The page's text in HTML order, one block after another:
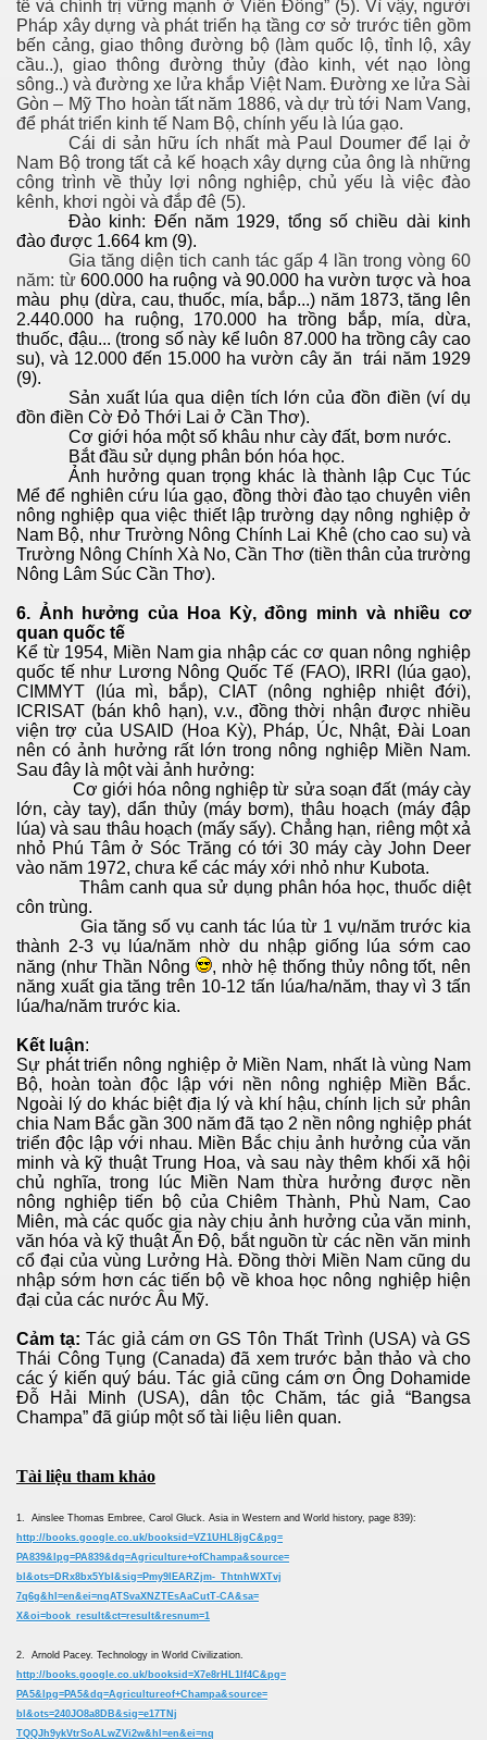
tế và chính trị vững mạnh ở Viễn Đông” (5). Vì vậy, người
Pháp xây dựng và phát triển hạ tầng cơ sở trước tiên gồm
bến cảng, giao thông đường bộ (làm quốc lộ, tỉnh lộ, xây
cầu..), giao thông đường thủy (đào kinh, vét nạo lòng
sông..) và đường xe lửa khắp Việt Nam. Đường xe lửa Sài
Gòn – Mỹ Tho hoàn tất năm 1886, và dự trù tới Nam Vang,
để phát triển kinh tế Nam Bộ, chính yếu là lúa gạo.
Cái di sản hữu ích nhất mà Paul Doumer để lại ở
Nam Bộ trong tất cả kế hoạch xây dựng của ông là những
công trình về thủy lợi nông nghiệp, chủ yếu là việc đào
kênh, khơi ngòi và đắp đê (5).
Đào kinh: Đến năm 1929, tổng số chiều dài kinh
đào được 1.664 km (9).
Gia tăng diện tich canh tác gấp 4 lần trong vòng 60
năm: từ600.000 ha ruộng và 90.000 ha vườn tược và hoa
màu phụ (dừa, cau, thuốc, mía, bắp...) năm 1873, tăng lên
2.440.000 ha ruộng, 170.000 ha trồng bắp, mía, dừa,
thuốc, đậu... (trong số này kể luôn 87.000 ha trồng cây cao
su), và 12.000 đến 15.000 ha vườn cây ăn trái năm 1929
(9).
Sản xuất lúa qua diện tích lớn của đồn điền (ví dụ
đồn điền Cờ Đỏ Thới Lai ở Cần Thơ).
Cơ giới hóa một số khâu như cày đất, bơm nước.
Bắt đầu sử dụng phân bón hóa học.
Ảnh hưởng quan trọng khác là thành lập Cục Túc
Mể để nghiên cứu lúa gạo, đồng thời đào tạo chuyên viên
nông nghiệp qua việc thiết lập trường dạy nông nghiệp ở
Nam Bộ, như Trường Nông Chính Lai Khê (cho cao su) và
Trường Nông Chính Xà No, Cần Thơ (tiền thân của trường
Nông Lâm Súc Cần Thơ).
6. Ảnh hưởng của Hoa Kỳ, đồng minh và nhiều cơ
quan quốc tế
Kể từ 1954, Miền Nam gia nhập các cơ quan nông nghiệp
quốc tế như Lương Nông Quốc Tế (FAO), IRRI (lúa gạo),
CIMMYT (lúa mì, bắp), CIAT (nông nghiệp nhiệt đới),
ICRISAT (bán khô hạn), v.v., đồng thời nhận được nhiều
viện trợ của USAID (Hoa Kỳ), Pháp, Úc, Nhật, Đài Loan
nên có ảnh hưởng rất lớn trong nông nghiệp Miền Nam.
Sau đây là một vài ảnh hưởng:
Cơ giới hóa nông nghiệp từ sửa soạn đất (máy cày
lớn, cày tay), dẩn thủy (máy bơm), thâu hoạch (máy đập
lúa) và sau thâu hoạch (mấy sấy). Chẳng hạn, riêng một xả
nhỏ Phú Tâm ở Sóc Trăng có tới 30 máy cày John Deer
vào năm 1972, chưa kể các máy xới nhỏ như Kubota.
Thâm canh qua sử dụng phân hóa học, thuốc diệt
côn trùng.
Gia tăng số vụ canh tác lúa từ 1 vụ/năm trước kia
thành 2-3 vụ lúa/năm nhờ du nhập giống lúa sớm cao
năng (như Thần Nông
, nhờ hệ thống thủy nông tốt, nên
năng xuất gia tăng trên 10-12 tấn lúa/ha/năm, thay vì 3 tấn
lúa/ha/năm trước kia.
Kết luận:
Sự phát triển nông nghiệp ở Miền Nam, nhất là vùng Nam
Bộ, hoàn toàn độc lập với nền nông nghiệp Miền Bắc.
Ngoài lý do khác biệt địa lý và khí hậu, chính lịch sử phân
chia Nam Bắc gần 300 năm đã tạo 2 nền nông nghiệp phát
triển độc lập với nhau. Miền Bắc chịu ảnh hưởng của văn
minh và kỹ thuật Trung Hoa, và sau này thêm khối xã hội
chủ nghĩa, trong lúc Miền Nam thừa hưởng được nền
nông nghiệp tiến bộ của Chiêm Thành, Phù Nam, Cao
Miên, mà các quốc gia này chịu ảnh hưởng của văn minh,
văn hóa và kỹ thuật Ấn Độ, bắt nguồn từ các nền văn minh
cổ đại của vùng Lưởng Hà. Đồng thời Miền Nam cũng du
nhập sớm hơn các tiến bộ về khoa học nông nghiệp hiện
đại của các nước Âu Mỹ.
Cảm tạ: Tác giả cám ơn GS Tôn Thất Trình (USA) và GS
Thái Công Tụng (Canada) đã xem trước bản thảo và cho
các ý kiến quý báu. Tác giả cũng cám ơn Ông Dohamide
Đỗ Hải Minh (USA), dân tộc Chăm, tác giả “Bangsa
Champa” đã giúp một số tài liệu liên quan.
Tài liệu tham khảo
1. Ainslee Thomas Embree, Carol Gluck. Asia in Western and World history, page 839):
http://books.google.co.uk/booksid=VZ1UHL8jgC&pg=
PA839&lpg=PA839&dq=Agriculture+ofChampa&source=
bl&ots=DRx8bx5Ybl&sig=Pmy9lEARZjm-_ThtnhWXTvj
7q6g&hl=en&ei=nqATSvaXNZTEsAaCutT-CA&sa=
X&oi=book_result&ct=result&resnum=1
2. Arnold Pacey. Technology in World Civilization.
http://books.google.co.uk/booksid=X7e8rHL1lf4C&pg=
PA5&lpg=PA5&dq=Agricultureof+Champa&source=
bl&ots=240JO8a8DB&sig=e17TNj
TQQJh9ykVtrSoALwZVi2w&hl=en&ei=nq